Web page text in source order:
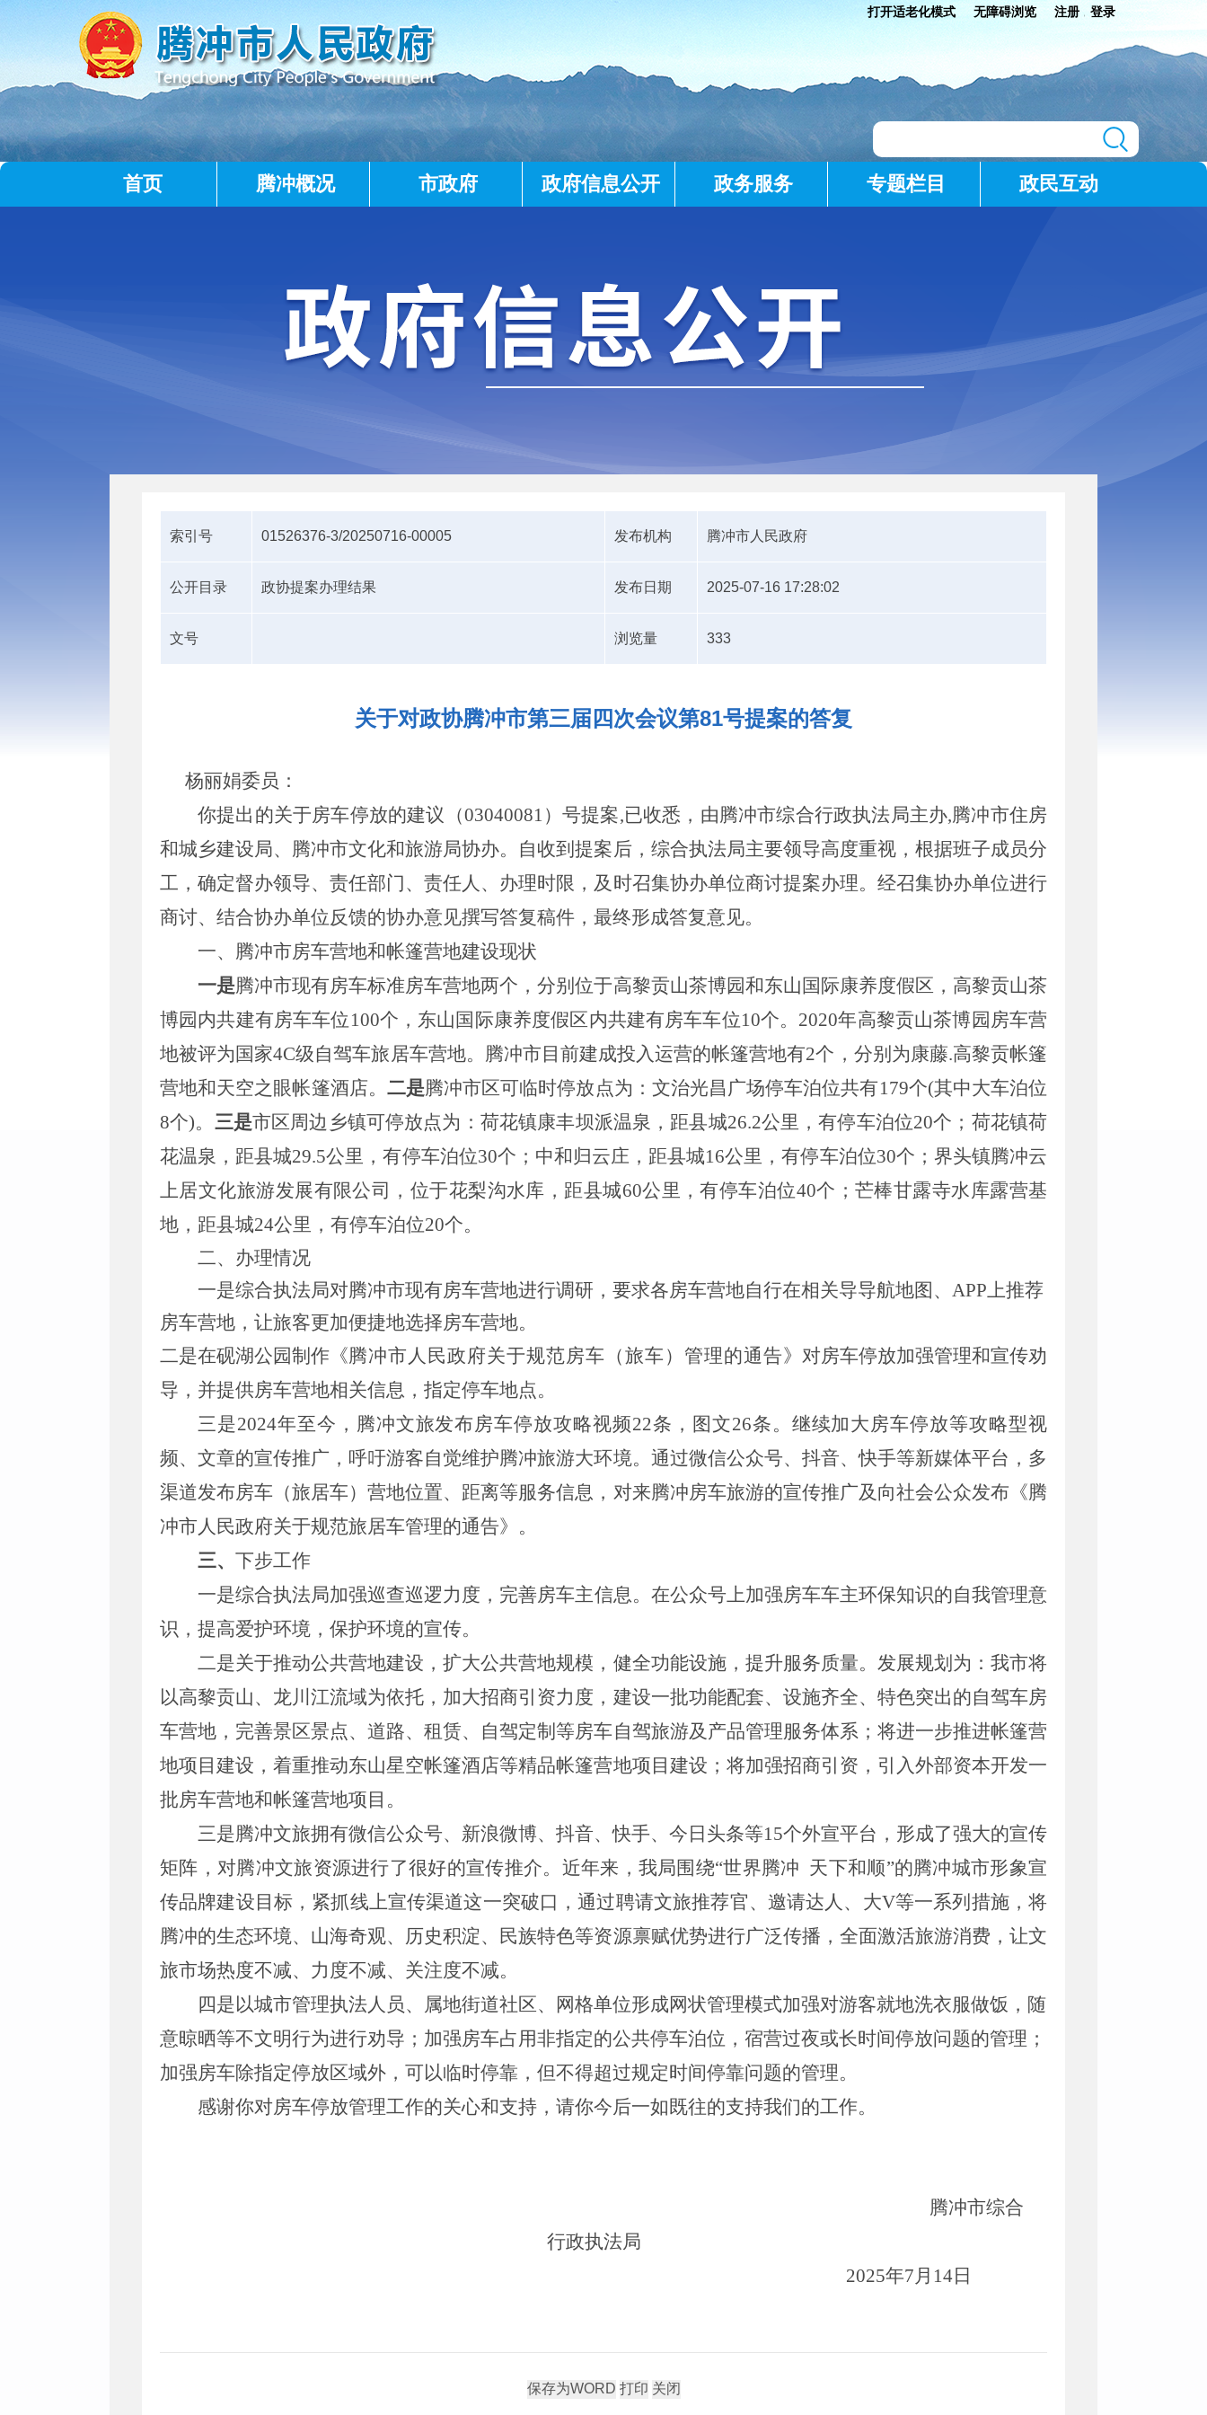
打开适老化模式 无障碍浏览 注册 登录
首页 腾冲概况 市政府 政府信息公开 政务服务 专题栏目 政民互动
索引号 01526376-3/20250716-00005 发布机构 腾冲市人民政府
公开目录 政协提案办理结果 发布日期 2025-07-16 17:28:02
文号 浏览量 333
关于对政协腾冲市第三届四次会议第81号提案的答复
杨丽娟委员 ：
你提出的关于房车停放的建议 （03040081）号提案,已收悉， 由腾冲市综合行政执法局主办,腾冲市住房
和城乡建设局、腾冲市文化和旅游局协办。自收到提案后，综合执法局主要领导高度重视，根据班子成员分
工，确定督办领导、责任部门、责任人、办理时限，及时召集协办单位商讨提案办理。经召集协办单位进行
商讨、 结合协办单位反馈的协办意见撰写答复稿件 ， 最终形成答复意见。
一、 腾冲市房车营地和帐篷营地建设现状
一是腾冲市现有房车标准房车营地两个，分别位于高黎贡山茶博园和东山国际康养度假区，高黎贡山茶
博园内共建有房车车位 100个，东山国际康养度假区内共建有房车车位10个。2020年高黎贡山茶博园房车营
地被评为国家4C级自驾车旅居车营地。腾冲市目前建成投入运营的帐篷营地有2个，分别为康藤.高黎贡帐篷
营地和天空之眼帐篷酒店。 二是腾冲市区可临时停放点为：文治光昌广场停车泊位共有179个(其中大车泊位
8个)。 三是市区周边乡镇可停放点为：荷花镇康丰坝派温泉，距县城26.2公里，有停车泊位20个；荷花镇荷
花温泉，距县城29.5公里，有停车泊位30个；中和归云庄，距县城16公里，有停车泊位30个；界头镇腾冲云
上居文化旅游发展有限公司，位于花梨沟水库，距县城60公里，有停车泊位40个；芒棒甘露寺水库露营基
地，距县城24公里，有停车泊位20个。
二、 办理情况
一是综合执法局对腾冲市现有房车营地进行调研，要求各房车营地自行在相关导导航地图、 APP上推荐
房车营地，让旅客更加便捷地选择房车营地。
二是在砚湖公园制作《腾冲市人民政府关于规范房车（旅车 ） 管理的通告》对房车停放加强管理和宣传劝
导，并提供房车营地相关信息，指定停车地点。
三是2024年至今，腾冲文旅发布房车停放攻略视频22条，图文26条。继续加大房车停放等攻略型视
频、文章的宣传推广，呼吁游客自觉维护腾冲旅游大环境。 通过微信公众号、抖音、快手等新媒体平台，多
渠道发布房车（旅居车）营地位置、距离等服务信息，对来腾冲房车旅游的宣传推广及向社会公众发布《腾
冲市人民政府关于规范旅居车管理的通告》。
三、 下步工作
一是综合执法局加强巡查巡逻力度 ，完善房车主信息。在公众号上加强房车车主环保知识的自我管理意
识，提高爱护环境，保护环境的宣传。
二是关于推动公共营地建设，扩大公共营地规模，健全功能设施，提升服务质量。发展规划为：我市将
以高黎贡山、龙川江流域为依托，加大招商引资力度，建设一批功能配套、设施齐全、特色突出的自驾车房
车营地，完善景区景点、道路、租赁、自驾定制等房车自驾旅游及产品管理服务体系；将进一步推进帐篷营
地项目建设，着重推动东山星空帐篷酒店等精品帐篷营地项目建设；将加强招商引资，引入外部资本开发一
批房车营地和帐篷营地项目。
三是腾冲文旅拥有微信公众号、新浪微博、抖音、快手、今日头条等15个外宣平台，形成了强大的宣传
矩阵，对腾冲文旅资源进行了很好的宣传推介。近年来，我局围绕“世界腾冲 天下和顺”的腾冲城市形象宣
传品牌建设目标，紧抓线上宣传渠道这一突破口，通过聘请文旅推荐官、邀请达人、大V等一系列措施，将
腾冲的生态环境、山海奇观、历史积淀、民族特色等资源禀赋优势进行广泛传播，全面激活旅游消费，让文
旅市场热度不减、力度不减、关注度不减。
四是以城市管理执法人员、属地街道社区、网格单位形成网状管理模式加强对游客就地洗衣服做饭，随
意晾晒等不文明行为进行劝导；加强房车占用非指定的公共停车泊位，宿营过夜或长时间停放问题的管理；
加强房车除指定停放区域外，可以临时停靠，但不得超过规定时间停靠问题的管理。
感谢你对房车停放管理工作的关心和支持，请你今后一如既往的支持我们的工作。
腾冲市综合
行政执法局
2025年7月14日